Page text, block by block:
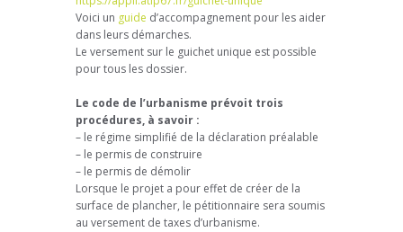
Voici un guide d’accompagnement pour les aider
dans leurs démarches.
Le versement sur le guichet unique est possible
pour tous les dossier.
Le code de l’urbanisme prévoit trois
procédures, à savoir :
– le régime simplifié de la déclaration préalable
– le permis de construire
– le permis de démolir
Lorsque le projet a pour effet de créer de la
surface de plancher, le pétitionnaire sera soumis
au versement de taxes d’urbanisme.